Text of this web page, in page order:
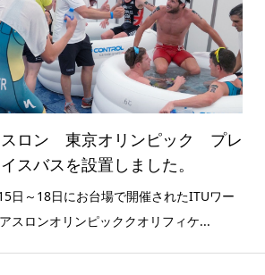
スロン 東京オリンピック プレ
スバスを設置しました。
日～18日にお台場で開催されたITUワー
スロンオリンピッククオリフィケ...